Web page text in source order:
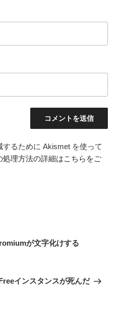
るために Akismet を使って
処理方法の詳細はこちらをご
が文字化けする
インスタンスが死んだ